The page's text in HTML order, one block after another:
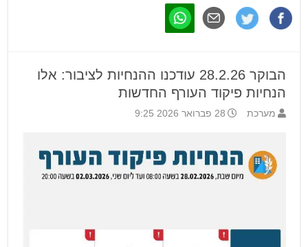
הבוקר 28.2.26 עודכנו ההנחיות לציבור: אלו
הנחיות פיקוד העורף החדשות
מערכת 28 פברואר 2026 9:25